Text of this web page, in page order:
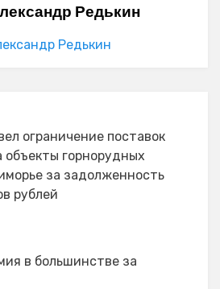
Редькин
Редькин
ограничение поставок
объекты горнорудных
за задолженность
рублей
в большинстве за